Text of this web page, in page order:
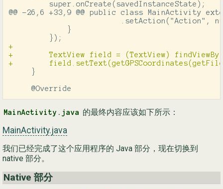
@@ -26,6 +33,9 @@ public class MainActivity
.setAction("Action",
             }
+
+        TextView field = (TextView)
     @Override
MainActivity.java 的最终内容应该如下所示：
MainActivity.java
我们已经完成了这个应用程序的 Java 部分，现在切换到
native 部分。
Native 部分